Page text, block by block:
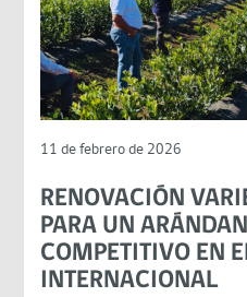
11 de febrero de 2026
RENOVACIÓN
PARA UN
COMPETITIVO EN
INTERNACIONAL